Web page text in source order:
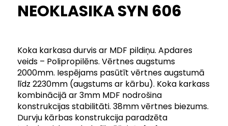
NEOKLASIKA SYN 606
Koka karkasa durvis ar MDF pildiņu. Apdares
veids – Polipropilēns. Vērtnes augstums
2000mm. Iespējams pasūtīt vērtnes augstumā
līdz 2230mm (augstums ar kārbu). Koka karkass
kombinācijā ar 3mm MDF nodrošina
konstrukcijas stabilitāti. 38mm vērtnes biezums.
Durvju kārbas konstrukcija paradzēta